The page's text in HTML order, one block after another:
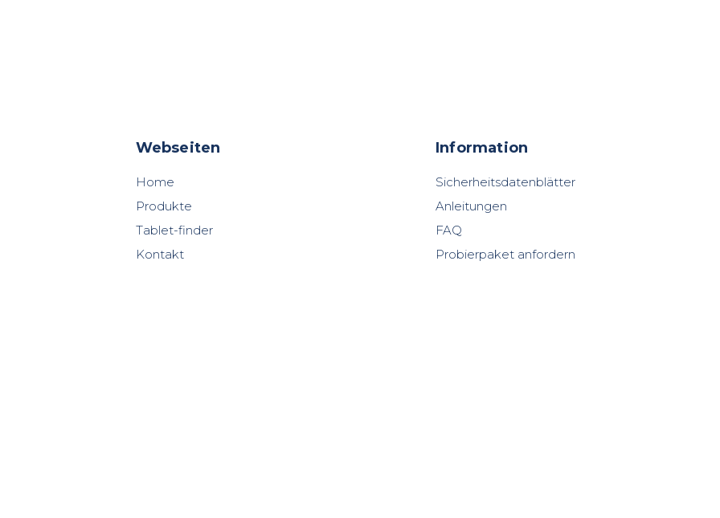
Webseiten
Home
Produkte
Tablet-finder
Kontakt
Information
Sicherheitsdatenblätter
Anleitungen
FAQ
Probierpaket anfordern